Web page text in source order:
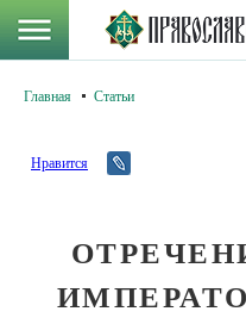
Главная Статьи
Нравится